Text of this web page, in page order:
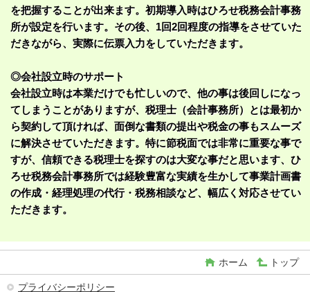
を把握することが出来ます。初期導入時はひろせ税務会計事務
所が設定を行います。その後、1回2回程度の指導をさせていた
だきながら、実際に伝票入力をしていただきます。
◎会社設立時のサポート
会社設立時は本業だけでも忙しいので、他の事は後回しになっ
てしまうことがありますが、税理士（会計事務所）とは最初か
ら契約して頂ければ、面倒な書類の提出や税金の事もスムーズ
に解決させていただきます。特に節税面では非常に重要な事で
すが、信頼できる税理士を探すのは大変な事だと思います、ひ
ろせ税務会計事務所では経験豊富な実績を生かして事業計画書
の作成・経理処理の代行・税務相談など、幅広く対応させてい
ただきます。
ホーム トップ
プライバシーポリシー